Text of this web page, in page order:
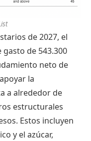
de 2027, el
de 543.300
neto de
la
a alrededor de
estructurales
Estos incluyen
y el azúcar,